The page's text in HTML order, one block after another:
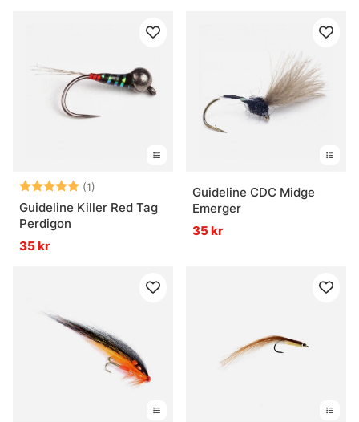
Betyg: (1)
5.0 utav 5 stjärnor
Guideline Killer Red Tag
Perdigon
35 kr
Guideline CDC Midge
Emerger
35 kr